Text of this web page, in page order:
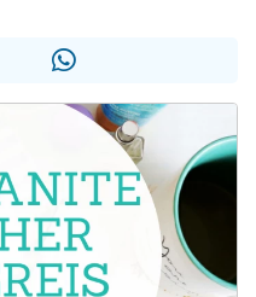
pour étudier en groupe sur Zoom